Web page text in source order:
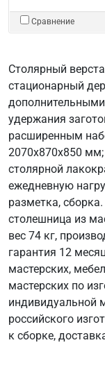
Сравнение
Столярный
стационарный
удержания
расширенным
2070х870х850
столярной
ежедневную
разметка,
столешница из
вес 74 кг,
гарантия 12
мастерских,
мастерских по
индивидуальной
российского
к сборке,